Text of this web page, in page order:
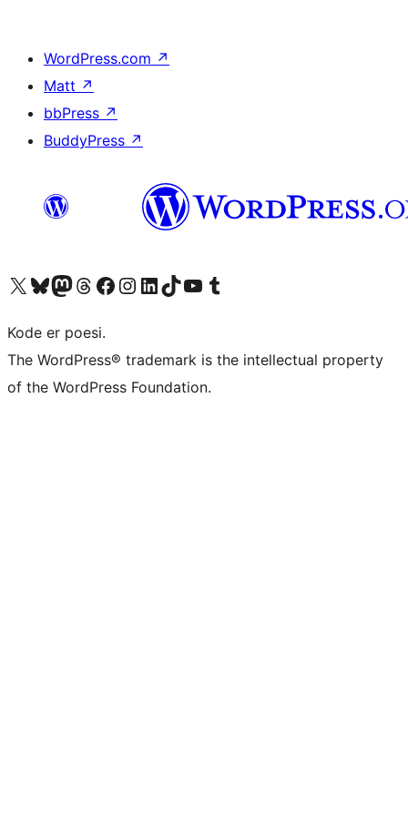
WordPress.com ↗
Matt ↗
bbPress ↗
BuddyPress ↗
Besøk vår konto på X Visit our Bluesky account
Besøk vår Mastodon-konto
Visit our Threads account
Besøk vår Facebook-sideBesøk vår Instagram-konto
Besøk vår LinkedIn-konto
Visit our TikTok account
Visit our YouTube channel
Visit our Tumblr account
Kode er poesi.
The WordPress® trademark is the intellectual property
of the WordPress Foundation.